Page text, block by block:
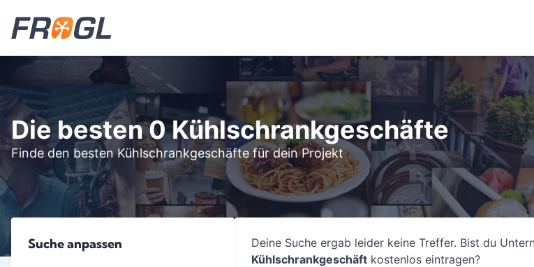
Die besten 0 Kühlschrankgeschäfte
Finde den besten Kühlschrankgeschäfte für dein Projekt
Suche anpassen
Deine Suche ergab leider keine Treffer. Bist du
Kühlschrankgeschäft kostenlos eintragen?